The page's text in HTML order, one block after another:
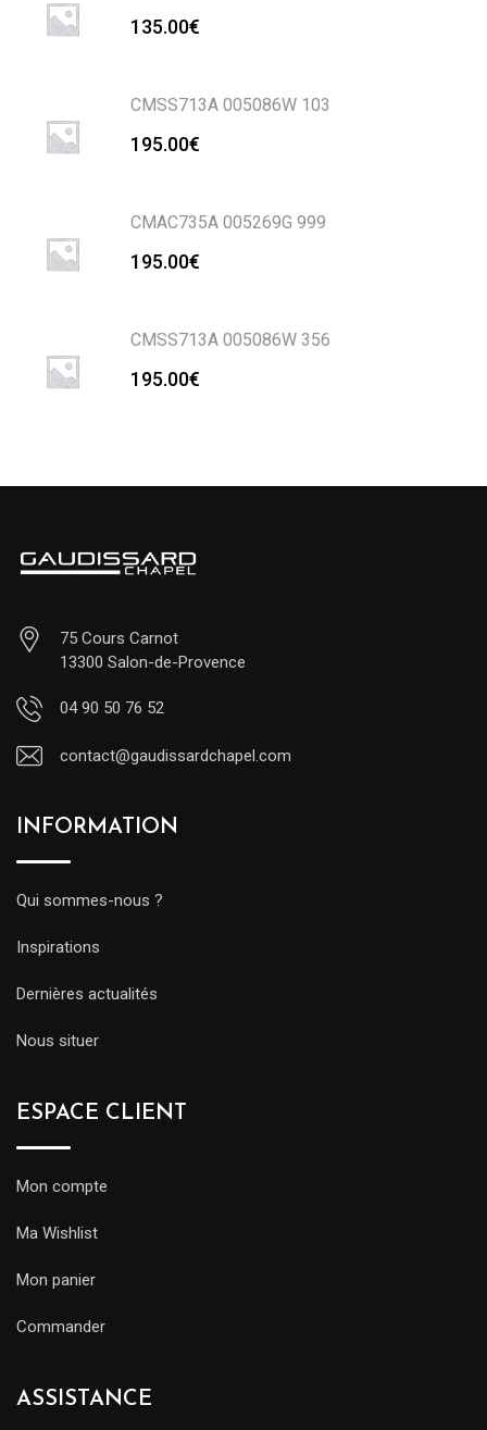
135.00€
CMSS713A 005086W 103
195.00€
CMAC735A 005269G 999
195.00€
CMSS713A 005086W 356
195.00€
75 Cours Carnot
13300 Salon-de-Provence
04 90 50 76 52
contact@gaudissardchapel.com
INFORMATION
Qui sommes-nous ?
Inspirations
Dernières actualités
Nous situer
ESPACE CLIENT
Mon compte
Ma Wishlist
Mon panier
Commander
ASSISTANCE